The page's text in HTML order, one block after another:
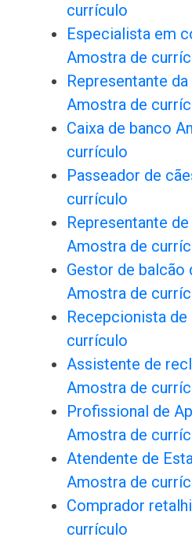
currículo
Especialista em
Amostra de
Representante
Amostra de
Caixa de banco
currículo
Passeador de
currículo
Representante
Amostra de
Gestor de balcão
Amostra de
Recepcionista
currículo
Assistente de
Amostra de
Profissional de
Amostra de
Atendente de
Amostra de
Comprador
currículo